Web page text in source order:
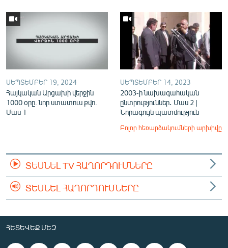
ՍԵՊՏԵՄԲԵՐ 19, 2024
Հայկական Արցախի վերջին
1000 օրը. նոր ստատուս քվո.
Մաս 1
ՍԵՊՏԵՄԲԵՐ 14, 2023
2003-ի նախագահական
ընտրություններ․ Մաս 2 |
Նորագույն պատմություն
Բոլոր հեռարձակումների արխիվը
ՏԵՍՆԵԼ TV ՀԱՂՈՐԴՈՒՄՆԵՐԸ
ՏԵՍՆԵԼ ՀԱՂՈՐԴՈՒՄՆԵՐԸ
ՀԵՏԵՎԵՔ ՄԵԶ